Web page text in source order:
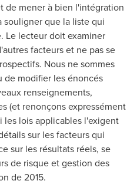
de mener à bien l'intégration
souligner que la liste qui
Le lecteur doit examiner
facteurs et ne pas se
Nous ne sommes
de modifier les énoncés
renseignements,
(et renonçons expressément
les lois applicables l'exigent
sur les facteurs qui
sur les résultats réels, se
de risque et gestion des
de 2015.